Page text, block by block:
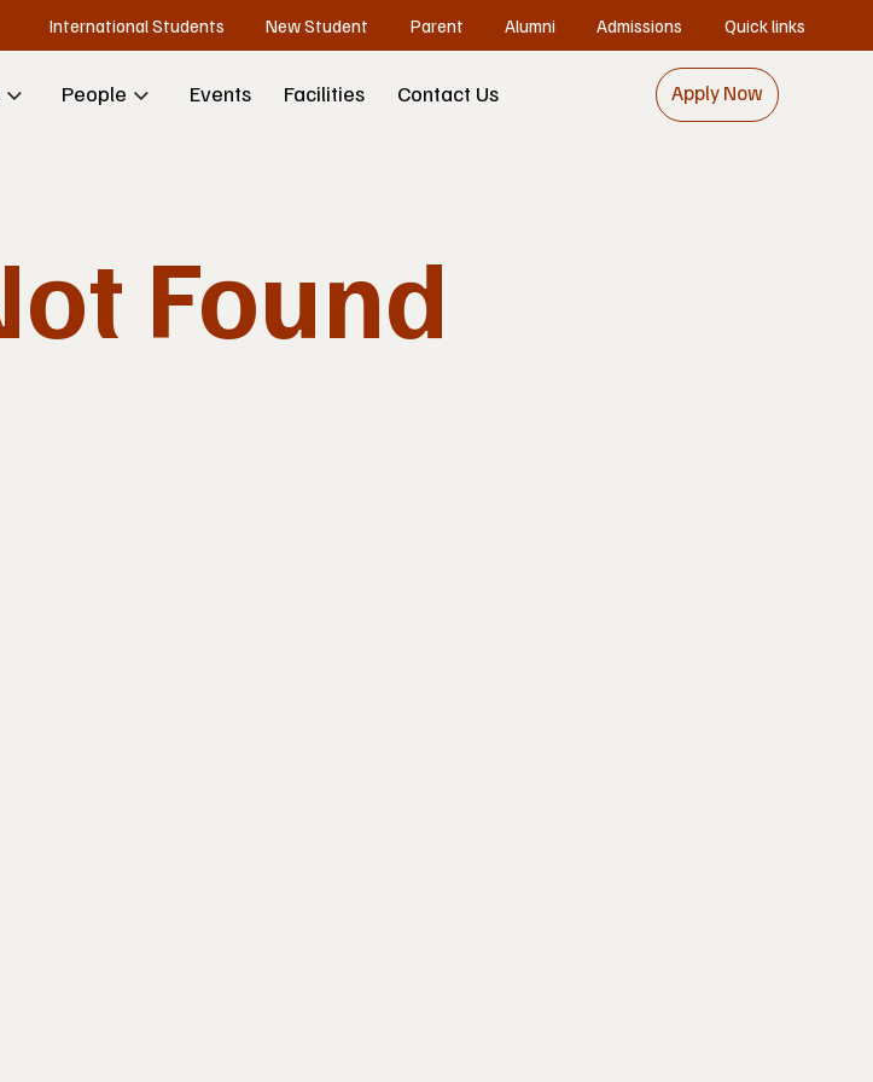
International Students New Student Parent Alumni Admissions Quick links
People Events Facilities Contact Us Apply Now
Found